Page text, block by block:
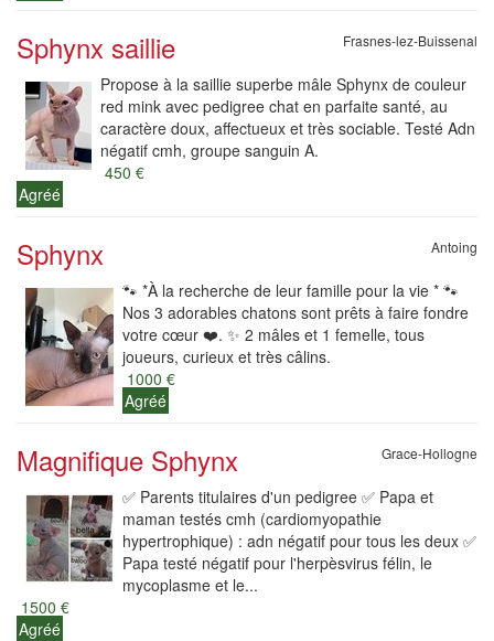
Sphynx saillie Frasnes-lez-Buissenal
Propose à la saillie superbe mâle Sphynx de couleur
red mink avec pedigree chat en parfaite santé, au
caractère doux, affectueux et très sociable. Testé Adn
négatif cmh, groupe sanguin A.
450 €
Agréé
Sphynx Antoing
🐾 *À la recherche de leur famille pour la vie * 🐾
Nos 3 adorables chatons sont prêts à faire fondre
votre cœur ❤️. ✨ 2 mâles et 1 femelle, tous
joueurs, curieux et très câlins.
1000 €
Agréé
Magnifique Sphynx Grace-Hollogne
✅ Parents titulaires d'un pedigree ✅ Papa et
maman testés cmh (cardiomyopathie
hypertrophique) : adn négatif pour tous les deux ✅
Papa testé négatif pour l'herpèsvirus félin, le
mycoplasme et le...
1500 €
Agréé